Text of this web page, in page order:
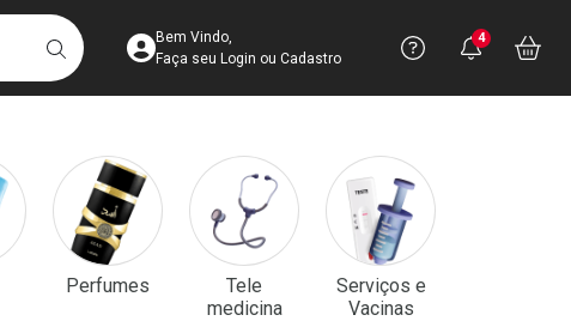
BUSCARAcesse sua Conta
Bem Vindo,
Faça seu Login ou Cadastro
Precisa de
Ver Recursos
Você
4
Perfumes
Tele
medicina
Serviços e
Vacinas